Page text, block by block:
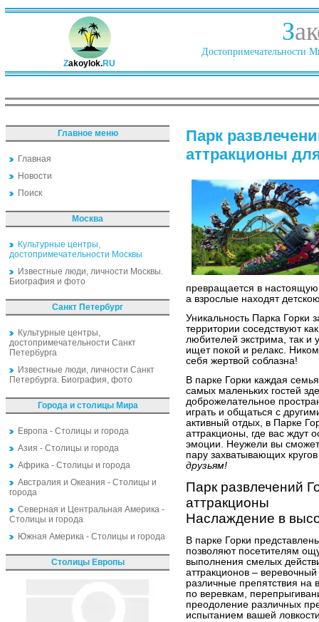
Zakoylok.RU
З
Достопримечательности
Главное меню
Главная
Новости
Поиск
Москва
Культурные центры,
достопримечательности Москвы
Известные люди, личности Москвы.
Биография и фото
Санкт Петербург
Культурные центры,
достопримечательности Санкт
Петербурга
Известные люди, личности Санкт
Петербурга. Биография, фото
Города и столицы Мира
Европа - Столицы и города
Азия - Столицы и города
Африка - Столицы и города
Австралия и Океания - Столицы и
города
Северная и Центральная Америка -
Столицы и города
Южная Америка - Столицы и города
Столицы Европы
Парк
аттракционы
превращается в настоящую
а взрослые находят
Уникальность Парка Горки
территории соседствуют
любителей экстрима, так и
ищет покой и релакс.
себя жертвой соблазна!
В парке Горки каждая
самых маленьких гостей
доброжелательное
играть и общаться с
активный отдых, в Парке
аттракционы, где вас
эмоции. Неужели вы
пару захватывающих
друзьям!
Парк развлечений
аттракционы
Наслаждение в
В парке Горки
позволяют посетителям
выполнения смелых
аттракционов –
различные препятствия на
по веревкам,
преодоление различных
испытанием вашей